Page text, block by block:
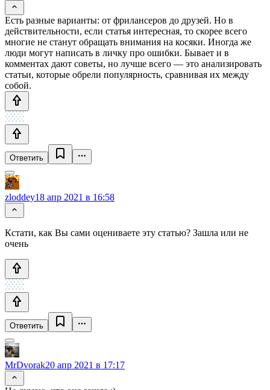
Есть разные варианты: от фрилансеров до друзей. Но в
действительности, если статья интересная, то скорее всего
многие не станут обращать внимания на косяки. Иногда же
люди могут написать в личку про ошибки. Бывает и в
комментах дают советы, но лучше всего — это анализировать
статьи, которые обрели популярность, сравнивая их между
собой.
Ответить
zloddey18 апр 2021 в 16:58
Кстати, как Вы сами оцениваете эту статью? Зашла или не
очень
Ответить
MrDvorak20 апр 2021 в 17:17